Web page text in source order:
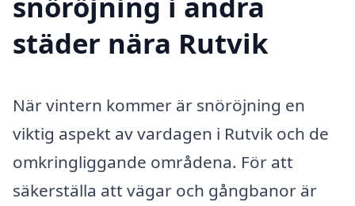
städer nära Rutvik
När vintern kommer är snöröjning en
viktig aspekt av vardagen i Rutvik och de
omkringliggande områdena. För att
säkerställa att vägar och gångbanor är